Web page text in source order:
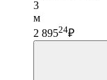
3
м
2 89524₽